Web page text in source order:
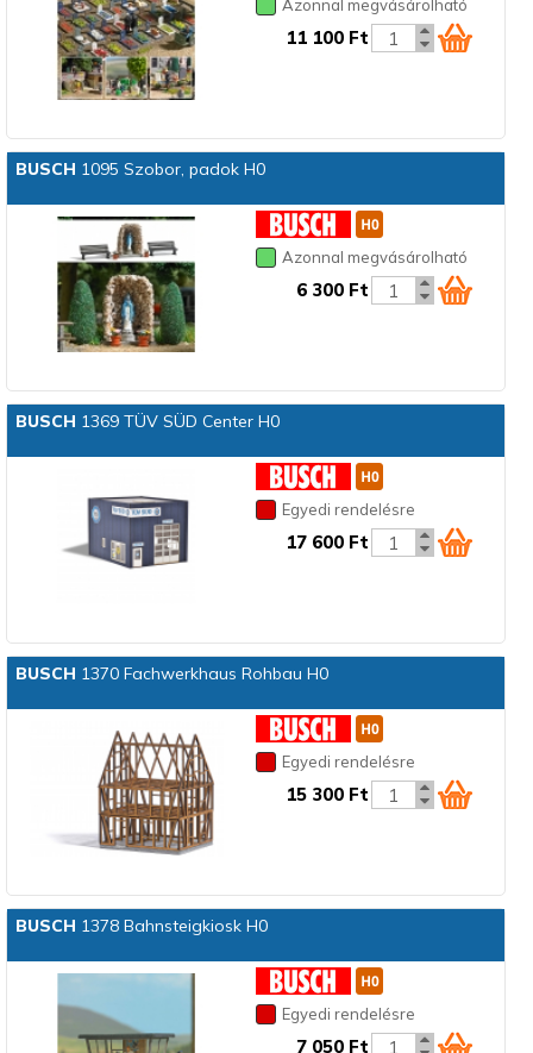
Azonnal megvásárolható
11 100 Ft
BUSCH 1095 Szobor, padok H0
Azonnal megvásárolható
6 300 Ft
BUSCH 1369 TÜV SÜD Center H0
Egyedi rendelésre
17 600 Ft
BUSCH 1370 Fachwerkhaus Rohbau H0
Egyedi rendelésre
15 300 Ft
BUSCH 1378 Bahnsteigkiosk H0
Egyedi rendelésre
7 050 Ft